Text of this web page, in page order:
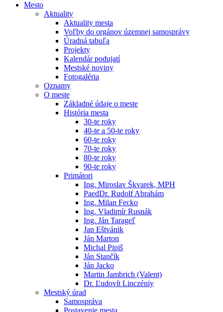
Mesto
Aktuality
Aktuality mesta
Voľby do orgánov územnej samosprávy
Úradná tabuľa
Projekty
Kalendár podujatí
Mestské noviny
Fotogaléria
Oznamy
O meste
Základné údaje o meste
História mesta
30-te roky
40-te a 50-te roky
60-te roky
70-te roky
80-te roky
90-te roky
Primátori
Ing. Miroslav Škvarek, MPH
PaedDr. Rudolf Abrahám
Ing. Milan Fecko
Ing. Vladimír Rusnák
Ing. Ján Tarageľ
Jan Eštvánik
Ján Marton
Michal Pipiš
Ján Stančík
Ján Jacko
Martin Jambrich (Valent)
Dr. Ľudovít Linczéniy
Mestský úrad
Samospráva
Postavenie mesta